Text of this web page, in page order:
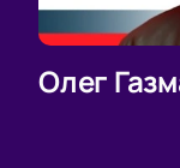
Олег